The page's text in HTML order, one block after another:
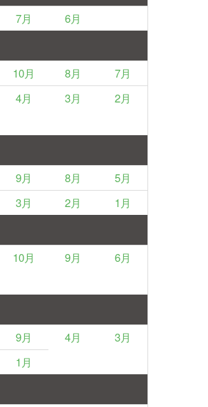
7月
6月
10月 8月
7月
4月 3月
2月
9月 8月
5月
3月 2月
1月
10月 9月
6月
9月 4月
3月
1月